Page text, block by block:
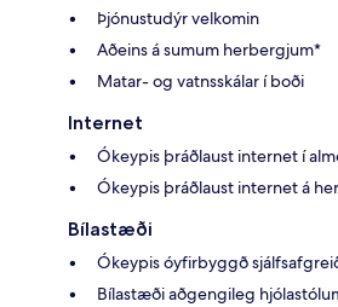
Þjónustudýr velkomin
Aðeins á sumum herbergjum*
Matar- og vatnsskálar í boði
Internet
Ókeypis þráðlaust internet í
Ókeypis þráðlaust internet á
Bílastæði
Ókeypis óyfirbyggð
Bílastæði aðgengileg